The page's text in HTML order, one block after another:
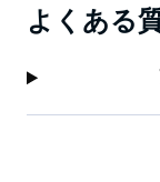
よくある